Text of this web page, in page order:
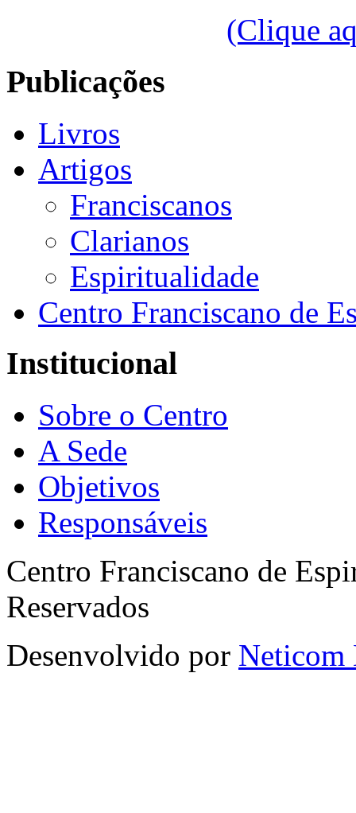
(Clique
Publicações
Livros
Artigos
Franciscanos
Clarianos
Espiritualidade
Centro Franciscano de
Institucional
Sobre o Centro
A Sede
Objetivos
Responsáveis
Centro Franciscano de
Reservados
Desenvolvido por Neticom